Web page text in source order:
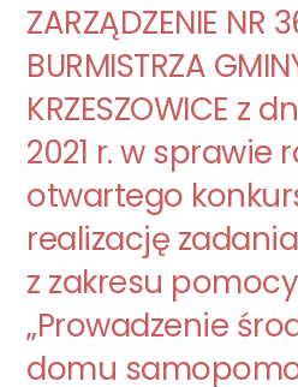
ZARZĄDZENIE NR
BURMISTRZA
KRZESZOWICE z
2021 r. w sprawie
otwartego
realizację
z zakresu
„Prowadzenie
domu